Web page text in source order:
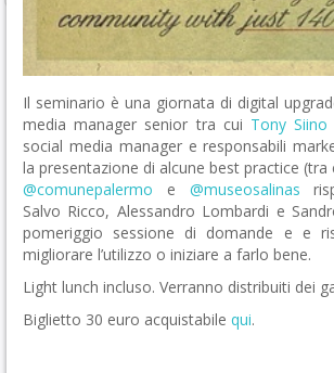
Il seminario è una giornata di digital
media manager senior tra cui Tony Siino
social media manager e responsabili
la presentazione di alcune best practice (tra
@comunepalermo e @museosalinas
Salvo Ricco, Alessandro Lombardi e
pomeriggio sessione di domande e e
migliorare l’utilizzo o iniziare a farlo bene.
Light lunch incluso. Verranno distribuiti dei
Biglietto 30 euro acquistabile qui.